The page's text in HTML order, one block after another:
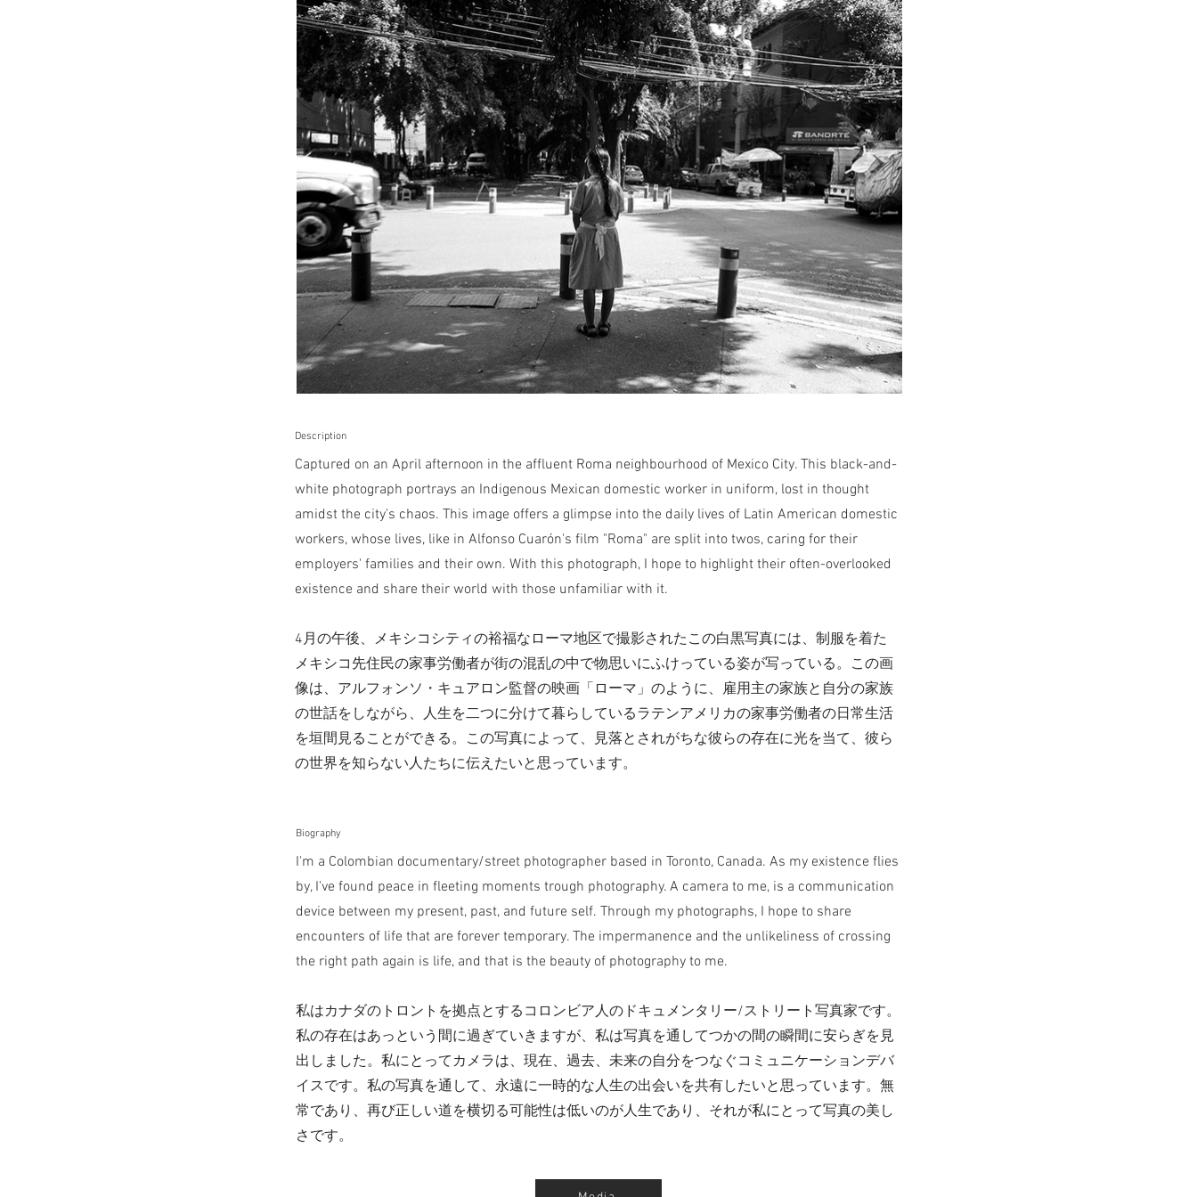
Description
Captured on an April afternoon in the affluent Roma neighbourhood of Mexico City. This black-and-
white photograph portrays an Indigenous Mexican domestic worker in uniform, lost in thought
amidst the city's chaos. This image offers a glimpse into the daily lives of Latin American domestic
workers, whose lives, like in Alfonso Cuarón's film "Roma" are split into twos, caring for their
employers' families and their own. With this photograph, I hope to highlight their often-overlooked
existence and share their world with those unfamiliar with it.
4月の午後、メキシコシティの裕福なローマ地区で撮影されたこの白黒写真には、制服を着た
メキシコ先住民の家事労働者が街の混乱の中で物思いにふけっている姿が写っている。この画
像は、アルフォンソ・キュアロン監督の映画「ローマ」のように、雇用主の家族と自分の家族
の世話をしながら、人生を二つに分けて暮らしているラテンアメリカの家事労働者の日常生活
を垣間見ることができる。この写真によって、見落とされがちな彼らの存在に光を当て、彼ら
の世界を知らない人たちに伝えたいと思っています。
​Biography
I'm a Colombian documentary/street photographer based in Toronto, Canada. As my existence flies
by, I've found peace in fleeting moments trough photography. A camera to me, is a communication
device between my present, past, and future self. Through my photographs, I hope to share
encounters of life that are forever temporary. The impermanence and the unlikeliness of crossing
the right path again is life, and that is the beauty of photography to me.
私はカナダのトロントを拠点とするコロンビア人のドキュメンタリー/ストリート写真家です。
私の存在はあっという間に過ぎていきますが、私は写真を通してつかの間の瞬間に安らぎを見
出しました。私にとってカメラは、現在、過去、未来の自分をつなぐコミュニケーションデバ
イスです。私の写真を通して、永遠に一時的な人生の出会いを共有したいと思っています。無
常であり、再び正しい道を横切る可能性は低いのが人生であり、それが私にとって写真の美し
さです。